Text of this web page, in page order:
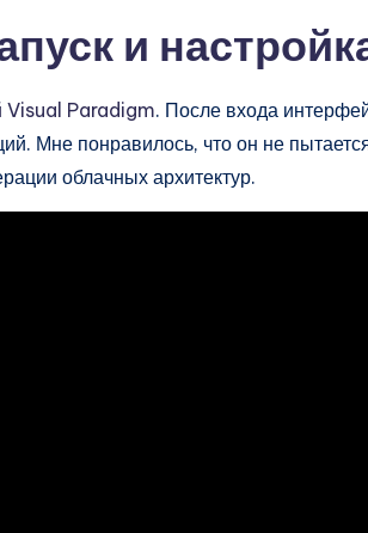
и
Visual Paradigm. После входа
Мне понравилось, что он не
облачных архитектур.